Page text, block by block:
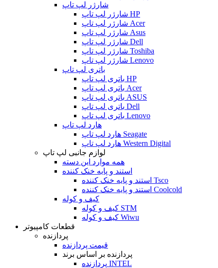
شارژر لپ تاپ
شارژر لپ تاپ HP
شارژر لپ تاپ Acer
شارژر لپ تاپ Asus
شارژر لپ تاپ Dell
شارژر لپ تاپ Toshiba
شارژر لپ تاپ Lenovo
باتری لپ تاپ
باتری لپ تاپ HP
باتری لپ تاپ Acer
باتری لپ تاپ ASUS
باتری لپ تاپ Dell
باتری لپ تاپ Lenovo
هارد لپ تاپ
هارد لپ تاپ Seagate
هارد لپ تاپ Western Digital
لوازم جانبی لپ تاپ
همه موارد این دسته
استند و پایه خنک کننده
استند و پایه خنک کننده Tsco
استند و پایه خنک کننده Coolcold
کیف و کوله
کیف و کوله STM
کیف و کوله Wiwu
قطعات کامپیوتر
پردازنده
قیمت پردازنده
پردازنده بر اساس برند
پردازنده INTEL